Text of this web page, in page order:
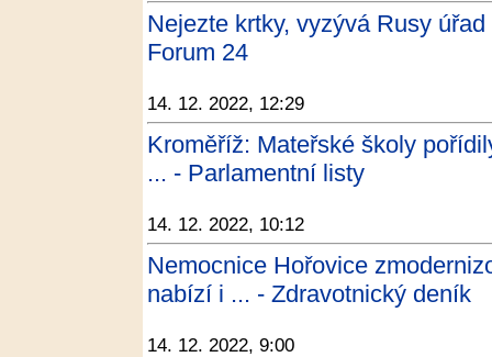
Nejezte krtky, vyzývá Rusy
Forum 24
14. 12. 2022, 12:29
Kroměříž: Mateřské školy
... - Parlamentní listy
14. 12. 2022, 10:12
Nemocnice Hořovice
nabízí i ... - Zdravotnický deník
14. 12. 2022, 9:00